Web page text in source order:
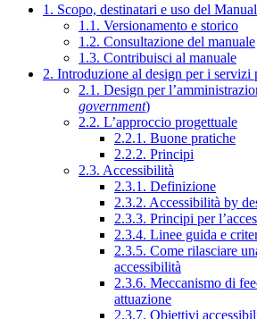
1. Scopo, destinatari e uso del
1.1. Versionamento e storico
1.2. Consultazione del manuale
1.3. Contribuisci al manuale
2. Introduzione al design per i
2.1. Design per
government)
2.2. L’approccio progettuale
2.2.1. Buone pratiche
2.2.2. Principi
2.3. Accessibilità
2.3.1. Definizione
2.3.2. Accessibilità by
2.3.3. Principi per
2.3.4. Linee guida e
2.3.5. Come rilasciare
accessibilità
2.3.6. Meccanismo di
attuazione
2.3.7. Obiettivi